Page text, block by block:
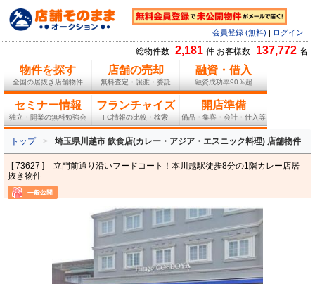
会員登録 (無料) ログイン
総物件数 2,181 件 お客様数 137,772 名
物件を探す
全国の居抜き店舗物件
店舗の売却
無料査定・譲渡・委託
融資・借入
融資成功率90％超
セミナー情報
独立・開業の無料勉強会
フランチャイズ
FC情報の比較・検索
開店準備
備品・集客・会計・仕入等
トップ 埼玉県川越市 飲食店(カレー・アジア・エスニック料理) 店舗物件
[ 73627 ]
立門前通り沿いフードコート！本川越駅徒歩8分の1階カレー店居
抜き物件